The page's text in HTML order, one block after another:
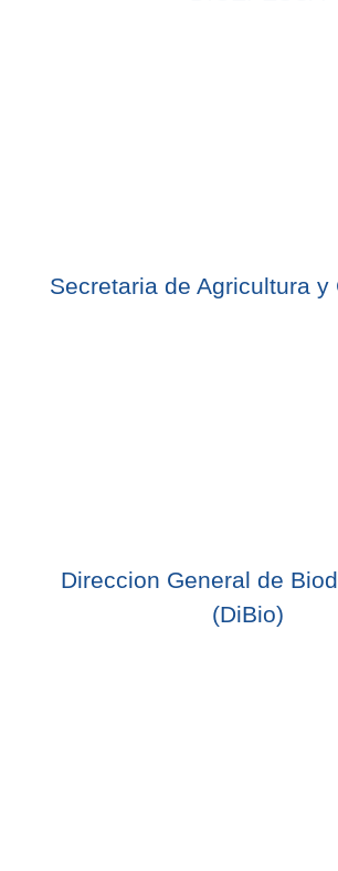
Secretaria de Agricultura y
Direccion General de
(DiBio)